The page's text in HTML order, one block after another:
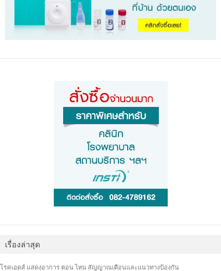
เรื่องล่าสุด
โรคเอดส์ แสดงอาการ ตอน ไหน สัญญาณเตือนและแนวทางป้องกัน